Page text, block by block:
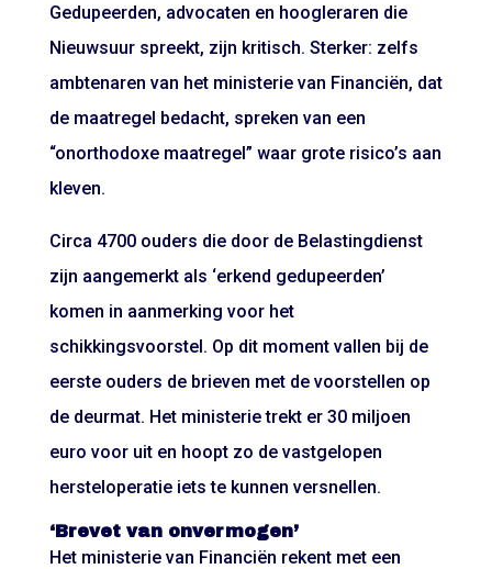
Gedupeerden, advocaten en hoogleraren die
Nieuwsuur spreekt, zijn kritisch. Sterker: zelfs
ambtenaren van het ministerie van Financiën, dat
de maatregel bedacht, spreken van een
“onorthodoxe maatregel” waar grote risico’s aan
kleven.
Circa 4700 ouders die door de Belastingdienst
zijn aangemerkt als ‘erkend gedupeerden’
komen in aanmerking voor het
schikkingsvoorstel. Op dit moment vallen bij de
eerste ouders de brieven met de voorstellen op
de deurmat. Het ministerie trekt er 30 miljoen
euro voor uit en hoopt zo de vastgelopen
hersteloperatie iets te kunnen versnellen.
‘Brevet van onvermogen’
Het ministerie van Financiën rekent met een